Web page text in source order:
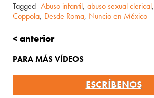
Tagged Abuso infantil, abuso sexual clerical,
Coppola, Desde Roma, Nuncio en México
< anterior
PARA MÁS VÍDEOS
ESCRÍBENOS